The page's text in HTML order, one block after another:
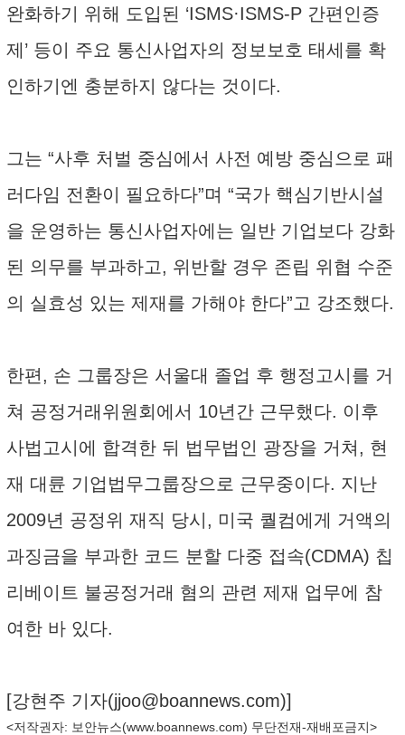
완화하기 위해 도입된 ‘ISMS·ISMS-P 간편인증
제’ 등이 주요 통신사업자의 정보보호 태세를 확
인하기엔 충분하지 않다는 것이다.
그는 “사후 처벌 중심에서 사전 예방 중심으로 패
러다임 전환이 필요하다”며 “국가 핵심기반시설
을 운영하는 통신사업자에는 일반 기업보다 강화
된 의무를 부과하고, 위반할 경우 존립 위협 수준
의 실효성 있는 제재를 가해야 한다”고 강조했다.
한편, 손 그룹장은 서울대 졸업 후 행정고시를 거
쳐 공정거래위원회에서 10년간 근무했다. 이후
사법고시에 합격한 뒤 법무법인 광장을 거쳐, 현
재 대륜 기업법무그룹장으로 근무중이다. 지난
2009년 공정위 재직 당시, 미국 퀄컴에게 거액의
과징금을 부과한 코드 분할 다중 접속(CDMA) 칩
리베이트 불공정거래 혐의 관련 제재 업무에 참
여한 바 있다.
[강현주 기자(jjoo@boannews.com)]
<저작권자: 보안뉴스(www.boannews.com) 무단전재-재배포금지>